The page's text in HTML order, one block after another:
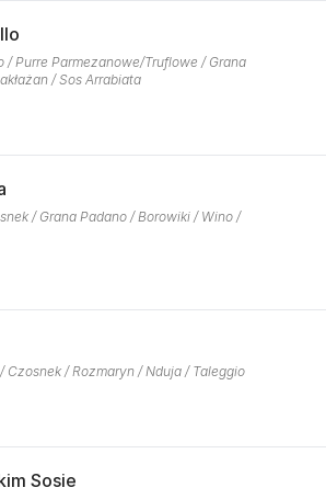
/ Purre Parmezanowe/Truflowe / Grana
/ Sos Arrabiata
/ Grana Padano / Borowiki / Wino /
Czosnek / Rozmaryn / Nduja / Taleggio
Sosie